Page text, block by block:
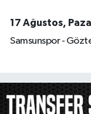
17 Ağustos,
Samsunspor -